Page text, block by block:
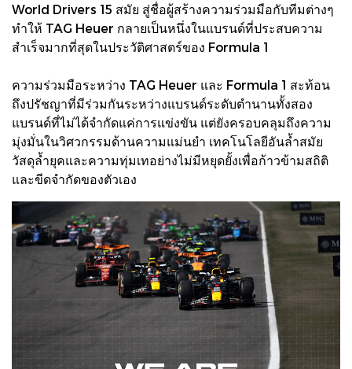
World Drivers 15 สมัย สู่ชื่อผู้สร้างความร่วมมือกับทีมต่างๆ
ทำให้ TAG Heuer กลายเป็นหนึ่งในแบรนด์ที่ประสบความ
สำเร็จมากที่สุดในประวัติศาสตร์ของ Formula 1
ความร่วมมือระหว่าง TAG Heuer และ Formula 1 สะท้อน
ถึงปรัชญาที่มีร่วมกันระหว่างแบรนด์ระดับตำนานทั้งสอง
แบรนด์ที่ไม่ได้จำกัดแค่การแข่งขัน แต่ยังครอบคลุมถึงความ
มุ่งมั่นในวิศวกรรมด้านความแม่นยำ เทคโนโลยีอันล้ำสมัย
วัสดุล้ำยุคและความทุ่มเทอย่างไม่มีหยุดยั้งเพื่อก้าวข้ามสถิติ
และขีดจำกัดของตัวเอง